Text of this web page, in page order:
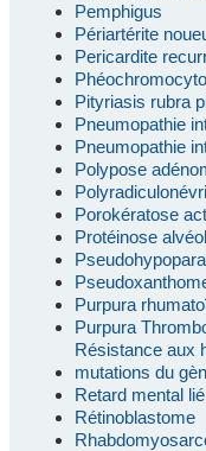
Pemphigus
Périartérite
Pericardite
Pityriasis rubra
Pneumopathie
Pneumopathie
Polypose
Porokératose
Protéinose
Purpura
Purpura
Résistance aux
mutations du
Retard mental
Rétinoblastome